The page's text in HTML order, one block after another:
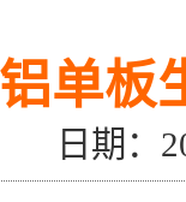
铝单板
日期